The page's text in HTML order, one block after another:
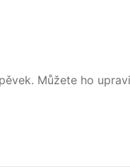
Můžete ho